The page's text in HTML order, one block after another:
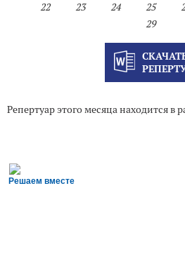
22
23 24 25
29
Репертуар этого месяца находится в
Решаем вместе